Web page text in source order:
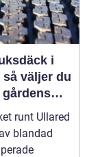
i
runt Ullared
blandad